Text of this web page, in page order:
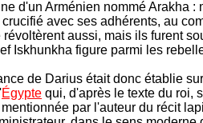
d'un Arménien nommé Arakha
crucifié avec ses adhérents, au
révoltèrent aussi, mais ils furent
Iskhunkha figure parmi les
de Darius était donc établie
Égypte qui, d'après le texte du roi,
par l'auteur du récit